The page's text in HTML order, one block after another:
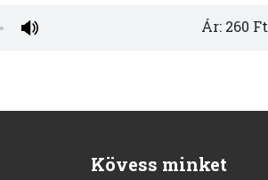
Ár: 260 Ft
Kövess minket